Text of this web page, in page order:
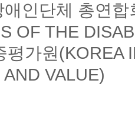
인단체 총연
OF THE
평가원(KOREA
VALUE)